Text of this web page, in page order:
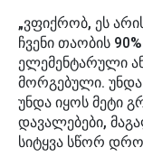
„ვფიქრობ, ეს
ჩვენი თაობის
ელემენტარული
მორგებული.
უნდა იყოს მეტი
დავალებები,
სიტყვა სწორ